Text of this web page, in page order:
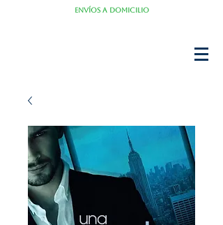
Envíos a domicilio